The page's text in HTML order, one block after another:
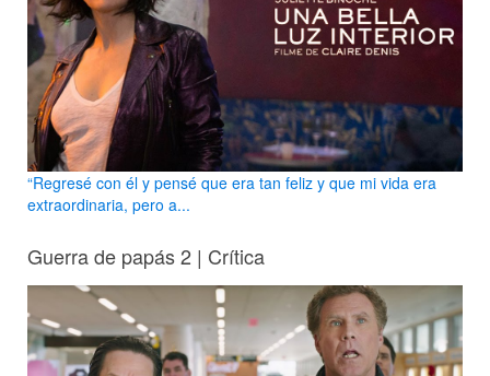
“Regresé con él y pensé que era tan feliz y que mi vida era
extraordinaria, pero a...
Guerra de papás 2 | Crítica